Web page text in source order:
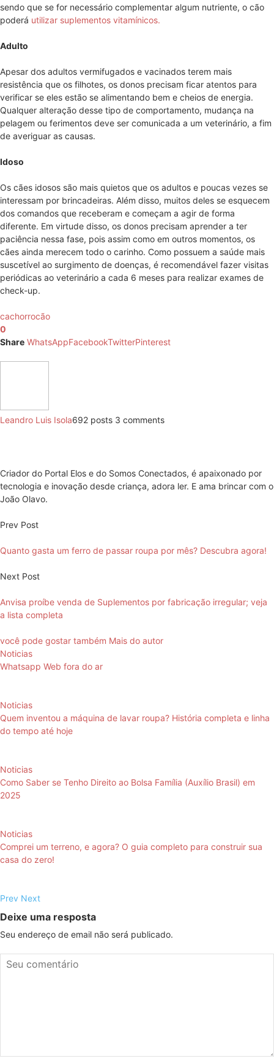
sendo que se for necessário complementar algum nutriente, o cão
poderá utilizar suplementos vitamínicos.
Adulto
Apesar dos adultos vermifugados e vacinados terem mais
resistência que os filhotes, os donos precisam ficar atentos para
verificar se eles estão se alimentando bem e cheios de energia.
Qualquer alteração desse tipo de comportamento, mudança na
pelagem ou ferimentos deve ser comunicada a um veterinário, a fim
de averiguar as causas.
Idoso
Os cães idosos são mais quietos que os adultos e poucas vezes se
interessam por brincadeiras. Além disso, muitos deles se esquecem
dos comandos que receberam e começam a agir de forma
diferente. Em virtude disso, os donos precisam aprender a ter
paciência nessa fase, pois assim como em outros momentos, os
cães ainda merecem todo o carinho. Como possuem a saúde mais
suscetível ao surgimento de doenças, é recomendável fazer visitas
periódicas ao veterinário a cada 6 meses para realizar exames de
check-up.
cachorrocão
0
Share WhatsAppFacebookTwitterPinterest
Leandro Luis Isola692 posts 3 comments
Criador do Portal Elos e do Somos Conectados, é apaixonado por
tecnologia e inovação desde criança, adora ler. E ama brincar com o
João Olavo.
Prev Post
Quanto gasta um ferro de passar roupa por mês? Descubra agora!
Next Post
Anvisa proíbe venda de Suplementos por fabricação irregular; veja
a lista completa
você pode gostar também Mais do autor
Noticias
Whatsapp Web fora do ar
Noticias
Quem inventou a máquina de lavar roupa? História completa e linha
do tempo até hoje
Noticias
Como Saber se Tenho Direito ao Bolsa Família (Auxílio Brasil) em
2025
Noticias
Comprei um terreno, e agora? O guia completo para construir sua
casa do zero!
Prev Next
Deixe uma resposta
Seu endereço de email não será publicado.